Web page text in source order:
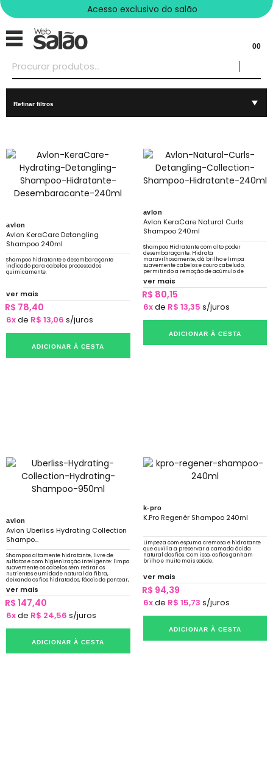
Acesso exclusivo do salão
00
Refinar filtros
avlon
Avlon KeraCare Detangling
Shampoo 240ml
Shampoo hidratante e desembaraçante
indicado para cabelos processados
quimicamente.
ver mais
R$ 78,40
6xde R$ 13,06 s/juros
ADICIONAR À CESTA
avlon
Avlon KeraCare Natural Curls
Shampoo 240ml
Shampoo Hidratante com alto poder
desembaraçante. Hidrata
maravilhosamente, dá brilho e limpa
suavemente cabelos e couro cabeludo,
permitindo a remoção de acúmulo de
ver mais
R$ 80,15
6xde R$ 13,35 s/juros
ADICIONAR À CESTA
avlon
Avlon Uberliss Hydrating Collection
Shampo...
Shampoo altamente hidratante, livre de
sulfatos e com higienização inteligente: limpa
suavemente os cabelos sem retirar os
nutrientes e umidade natural da fibra,
deixando os fios hidratados, fáceis de pentear,
fortalecidos e com brilho incrível.
ver mais
R$ 147,40
6xde R$ 24,56 s/juros
ADICIONAR À CESTA
k-pro
K.Pro Regenér Shampoo 240ml
Limpeza com espuma cremosa e hidratante
que auxilia a preservar a camada ácida
natural dos fios. Com isso, os fios ganham
brilho e muito mais saúde.
ver mais
R$ 94,39
6xde R$ 15,73 s/juros
ADICIONAR À CESTA